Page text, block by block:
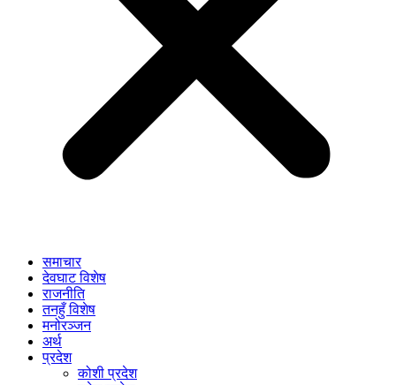
समाचार
देवघाट विशेष
राजनीति
तनहुँ विशेष
मनोरञ्जन
अर्थ
प्रदेश
कोशी प्रदेश